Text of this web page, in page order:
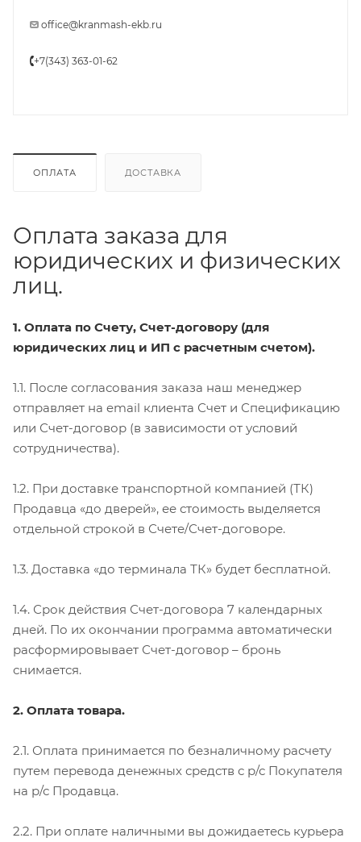
office@kranmash-ekb.ru
+7(343) 363-01-62
ОПЛАТА ДОСТАВКА
Оплата заказа для
юридических и физических
лиц.
1. Оплата по Счету, Счет-договору (для
юридических лиц и ИП с расчетным счетом).
1.1. После согласования заказа наш менеджер
отправляет на email клиента Счет и Спецификацию
или Счет-договор (в зависимости от условий
сотрудничества).
1.2. При доставке транспортной компанией (ТК)
Продавца «до дверей», ее стоимость выделяется
отдельной строкой в Счете/Счет-договоре.
1.3. Доставка «до терминала ТК» будет бесплатной.
1.4. Срок действия Счет-договора 7 календарных
дней. По их окончании программа автоматически
расформировывает Счет-договор – бронь
снимается.
2. Оплата товара.
2.1. Оплата принимается по безналичному расчету
путем перевода денежных средств с р/с Покупателя
на р/с Продавца.
2.2. При оплате наличными вы дожидаетесь курьера